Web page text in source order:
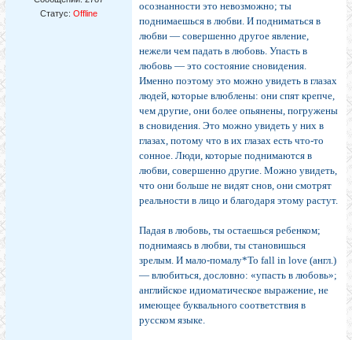
Статус: Offline
осознанности это невозможно; ты
поднимаешься в любви. И подни­маться в
любви — совершенно другое явление,
нежели чем падать в любовь. Упасть в
любовь — это состоя­ние сновидения.
Именно поэтому это можно увидеть в глазах
людей, которые влюблены: они спят крепче,
чем другие, они более опьянены, погружены
в сновидения. Это можно увидеть у них в
глазах, потому что в их глазах есть что-то
сонное. Люди, которые поднимаются в
любви, совершенно другие. Можно увидеть,
что они больше не видят снов, они смотрят
реальности в лицо и благодаря этому растут.
Падая в любовь, ты остаешься ребенком;
поднима­ясь в любви, ты становишься
зрелым. И мало-помалу*То fall in love (англ.)
— влюбиться, дословно: «упасть в лю­бовь»;
английское идиоматическое выражение, не
имеющее бук­вального соответствия в
русском языке.